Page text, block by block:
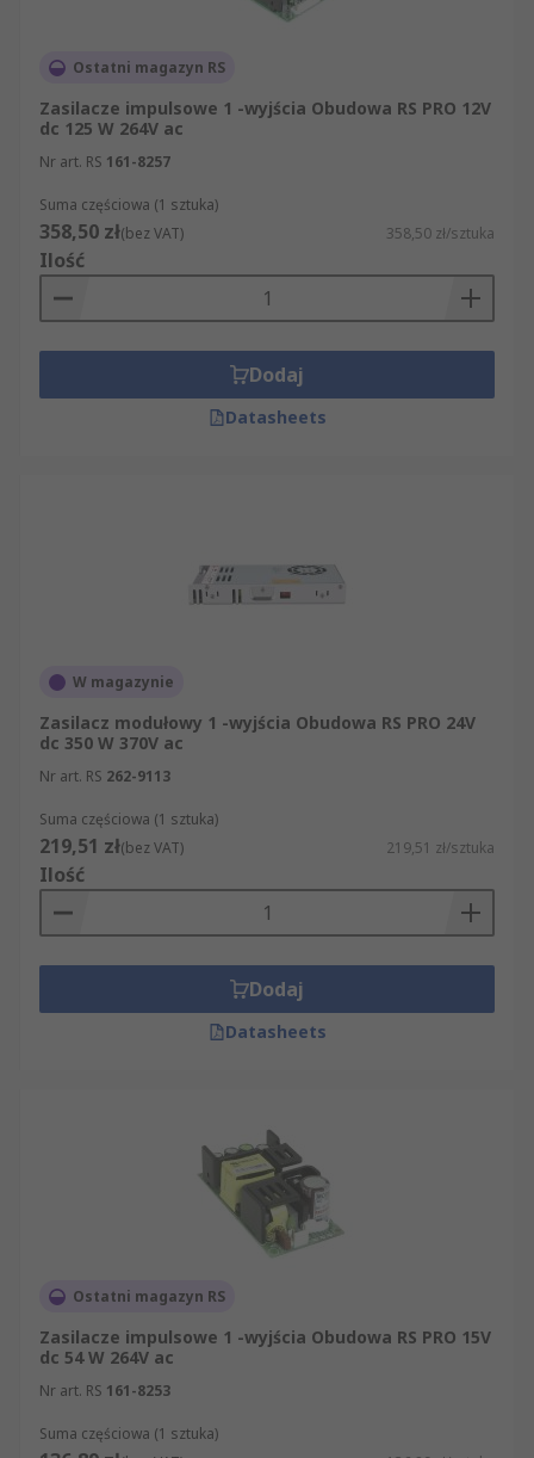
Ostatni magazyn RS
Zasilacze impulsowe 1 -wyjścia Obudowa RS PRO 12V
dc 125 W 264V ac
Nr art. RS 161-8257
Suma częściowa (1 sztuka)
358,50 zł(bez VAT) 358,50 zł/sztuka
Ilość
Dodaj
Datasheets
W magazynie
Zasilacz modułowy 1 -wyjścia Obudowa RS PRO 24V
dc 350 W 370V ac
Nr art. RS 262-9113
Suma częściowa (1 sztuka)
219,51 zł(bez VAT) 219,51 zł/sztuka
Ilość
Dodaj
Datasheets
Ostatni magazyn RS
Zasilacze impulsowe 1 -wyjścia Obudowa RS PRO 15V
dc 54 W 264V ac
Nr art. RS 161-8253
Suma częściowa (1 sztuka)